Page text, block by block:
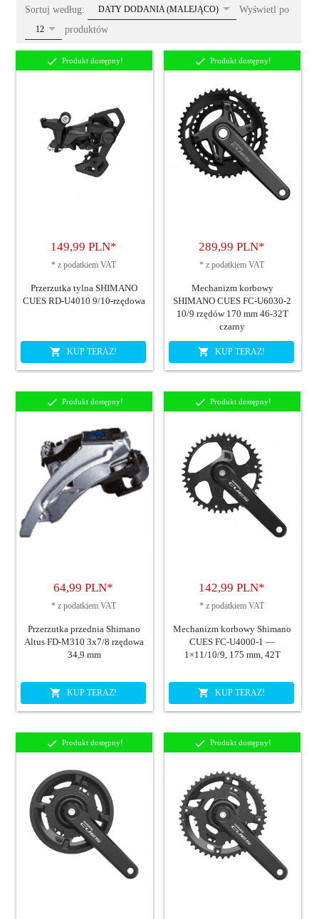
Sortuj według: sortDATY DODANIA (MALEJĄCO)
Wyświetl po
pop12 produktów
Produkt dostępny!
149,99 PLN*
* z podatkiem VAT
Przerzutka tylna SHIMANO
CUES RD-U4010 9/10-rzędowa
KUP TERAZ!
Produkt dostępny!
289,99 PLN*
* z podatkiem VAT
Mechanizm korbowy
SHIMANO CUES FC-U6030-2
10/9 rzędów 170 mm 46-32T
czarny
KUP TERAZ!
Produkt dostępny!
64,99 PLN*
* z podatkiem VAT
Przerzutka przednia Shimano
Altus FD-M310 3x7/8 rzędowa
34,9 mm
KUP TERAZ!
Produkt dostępny!
142,99 PLN*
* z podatkiem VAT
Mechanizm korbowy Shimano
CUES FC-U4000-1 —
1×11/10/9, 175 mm, 42T
KUP TERAZ!
Produkt dostępny! Produkt dostępny!